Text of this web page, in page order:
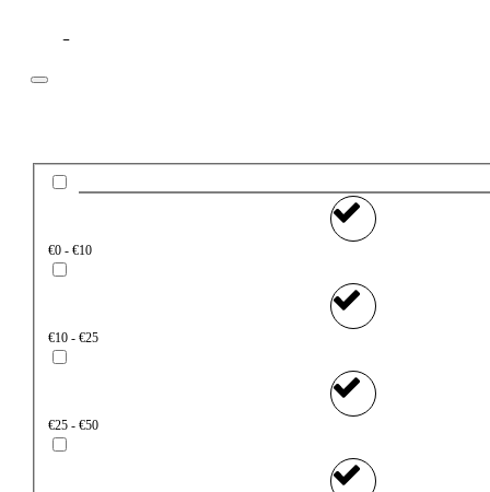
Filtros
€0 - €10
€10 - €25
€25 - €50